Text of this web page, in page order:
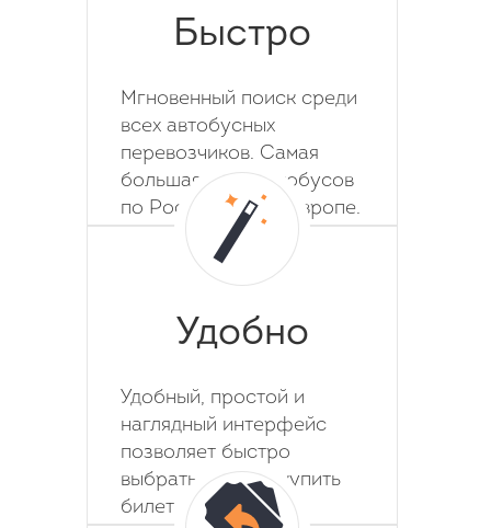
Быстро
Мгновенный поиск среди
всех автобусных
перевозчиков. Самая
большая база автобусов
по России, СНГ и Европе.
Удобно
Удобный, простой и
наглядный интерфейс
позволяет быстро
выбрать место и купить
билет на автобус.